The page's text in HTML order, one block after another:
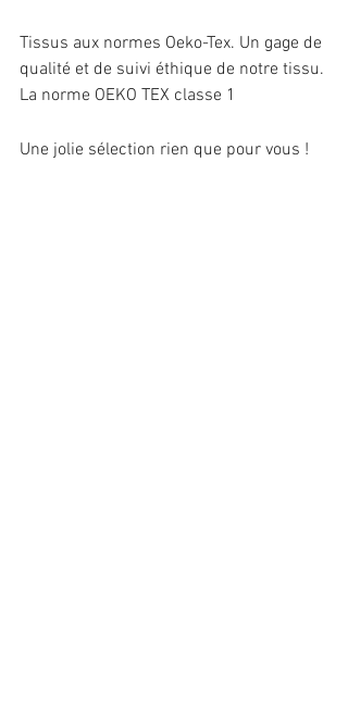
Tissus aux normes Oeko-Tex. Un gage de
qualité et de suivi éthique de notre tissu.
La norme OEKO TEX classe 1
Une jolie sélection rien que pour vous !